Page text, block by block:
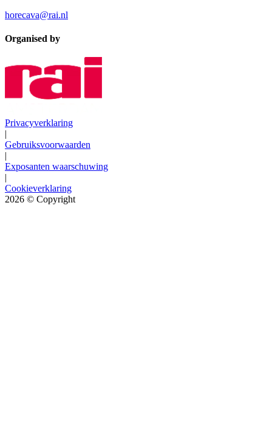
horecava@rai.nl
Organised by
Privacyverklaring
|
Gebruiksvoorwaarden
|
Exposanten waarschuwing
|
Cookieverklaring
2026 © Copyright